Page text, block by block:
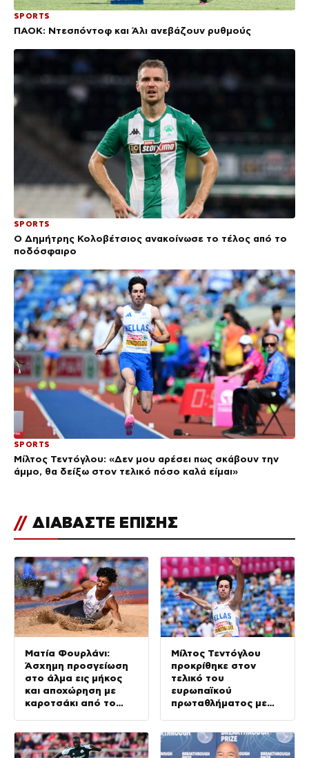
SPORTS
ΠΑΟΚ: Ντεσπόντοφ και Άλι ανεβάζουν ρυθμούς
SPORTS
Ο Δημήτρης Κολοβέτσιος ανακοίνωσε το τέλος από το
ποδόσφαιρο
SPORTS
Μίλτος Τεντόγλου: «Δεν μου αρέσει πως σκάβουν την
άμμο, θα δείξω στον τελικό πόσο καλά είμαι»
// ΔΙΑΒΑΣΤΕ ΕΠΙΣΗΣ
Ματία Φουρλάνι:
Άσχημη προσγείωση
στο άλμα εις μήκος
και αποχώρηση με
καροτσάκι από το
Μίλτος Τεντόγλου
προκρίθηκε στον
τελικό του
ευρωπαϊκού
πρωταθλήματος με